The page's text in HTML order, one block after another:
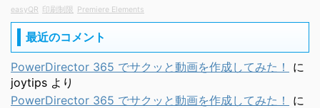
easyQR 印刷制限 Premiere Elements
最近のコメント
PowerDirector 365 でサクッと動画を作成してみた！
に
joytips より
PowerDirector 365 でサクッと動画を作成してみた！
に